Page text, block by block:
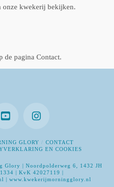
onze kwekerij bekijken.
de pagina Contact.
GLORY
CONTACT
EN COOKIES
Glory | Noordpolderweg 6, 1432 JH
| KvK 42027119 |
| www.kwekerijmorningglory.nl